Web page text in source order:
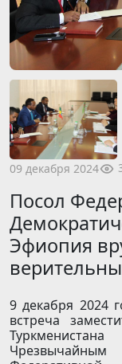
09 декабря 2024
Посол
Эфиопия
9 декабря 2024
встреча